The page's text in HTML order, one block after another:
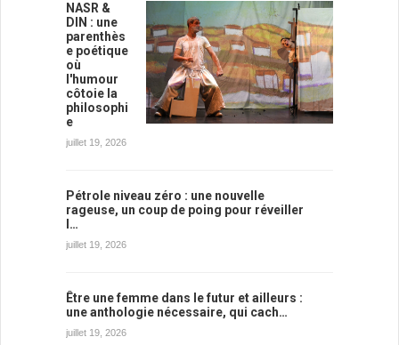
NASR &
DIN : une
parenthès
e poétique
où
l'humour
côtoie la
philosophi
e
juillet 19, 2026
Pétrole niveau zéro : une nouvelle
rageuse, un coup de poing pour réveiller
l…
juillet 19, 2026
Être une femme dans le futur et ailleurs :
une anthologie nécessaire, qui cach…
juillet 19, 2026